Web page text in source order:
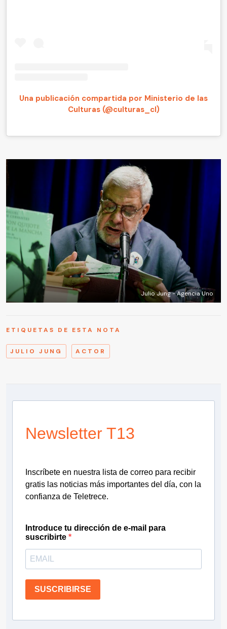
Una publicación compartida por Ministerio de las
Culturas (@culturas_cl)
Julio Jung - Agencia Uno
ETIQUETAS DE ESTA NOTA
JULIO JUNG ACTOR
Newsletter T13
Inscríbete en nuestra lista de correo para recibir
gratis las noticias más importantes del día, con la
confianza de Teletrece.
Introduce tu dirección de e-mail para
suscribirte
SUSCRIBIRSE